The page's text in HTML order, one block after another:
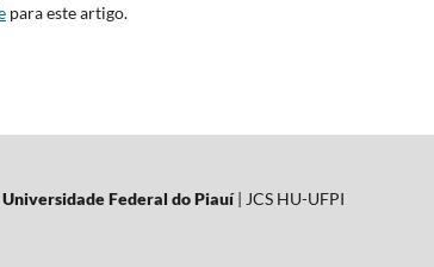
para este artigo.
Federal do Piauí| JCS HU-UFPI